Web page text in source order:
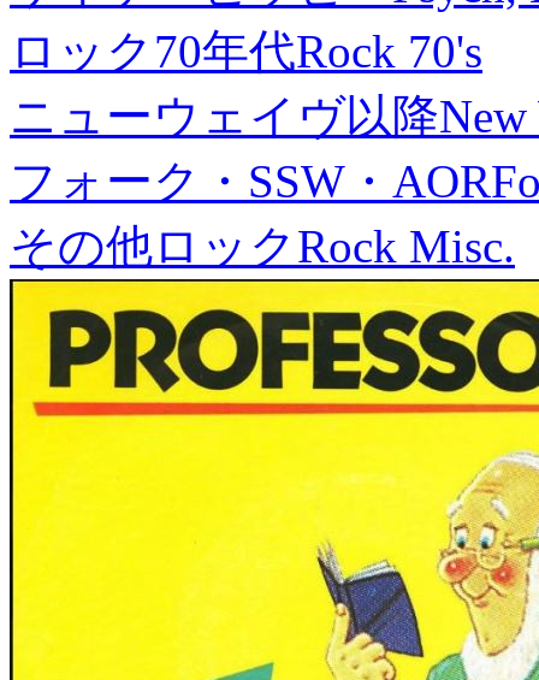
ロック70年代Rock 70's
ニューウェイヴ以降New
フォーク・SSW・AOR
その他ロックRock Misc.